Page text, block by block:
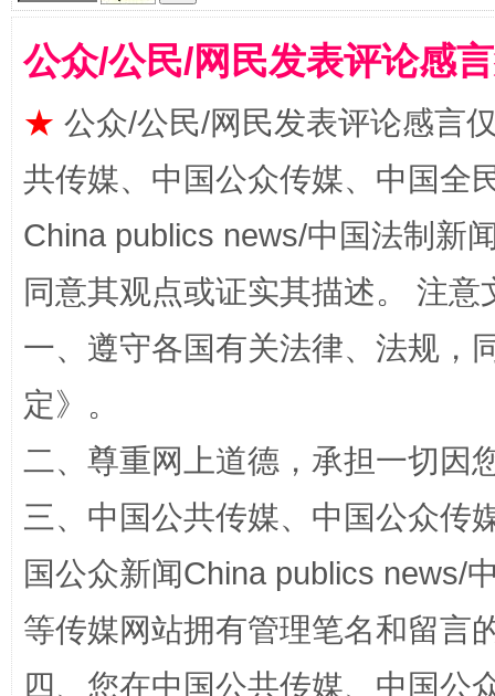
阿坝州三大球赛在茂县开幕 规模
国家大学科技园优化重塑工作
公众/公民/网民发表评论感
★ 公众/公民/网民发表评论感言
共传媒、中国公众传媒、中国全
China publics news/中国法制新
同意其观点或证实其描述。 注
一、遵守各国有关法律、法规，
定》。
二、尊重网上道德，承担一切因
三、中国公共传媒、中国公众传
国公众新闻China publics news/
等传媒网站拥有管理笔名和留言
四、您在中国公共传媒、中国公